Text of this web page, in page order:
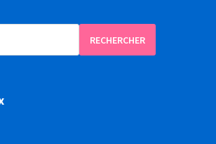
RECHERCHER